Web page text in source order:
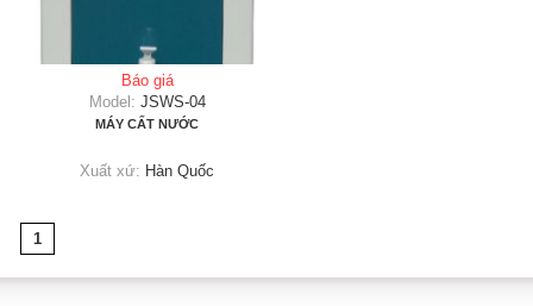
Báo giá
Model: JSWS-04
MÁY CẤT NƯỚC
Xuất xứ: Hàn Quốc
1